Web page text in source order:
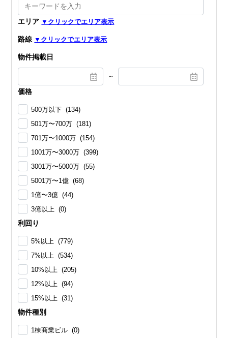
エリア
路線
物件掲載日
～
価格
500万以下 (134)
501万〜700万 (181)
701万〜1000万 (154)
1001万〜3000万 (399)
3001万〜5000万 (55)
5001万〜1億 (68)
1億〜3億 (44)
3億以上 (0)
利回り
5%以上 (779)
7%以上 (534)
10%以上 (205)
12%以上 (94)
15%以上 (31)
物件種別
1棟商業ビル (0)